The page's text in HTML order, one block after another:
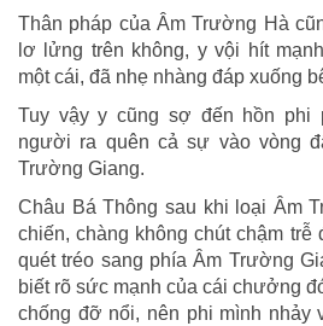
Thân pháp của Âm Trường Hà
lơ lửng trên không, y vội hít
một cái, đã nhẹ nhàng đáp xuống
Tuy vậy y cũng sợ đến hồn phi
người ra quên cả sự vào vòng
Trường Giang.
Châu Bá Thông sau khi loại Âm
chiến, chàng không chút chậm trễ
quét tréo sang phía Âm Trường
biết rõ sức mạnh của cái chưởng
chống đỡ nổi, nên phi mình nhảy